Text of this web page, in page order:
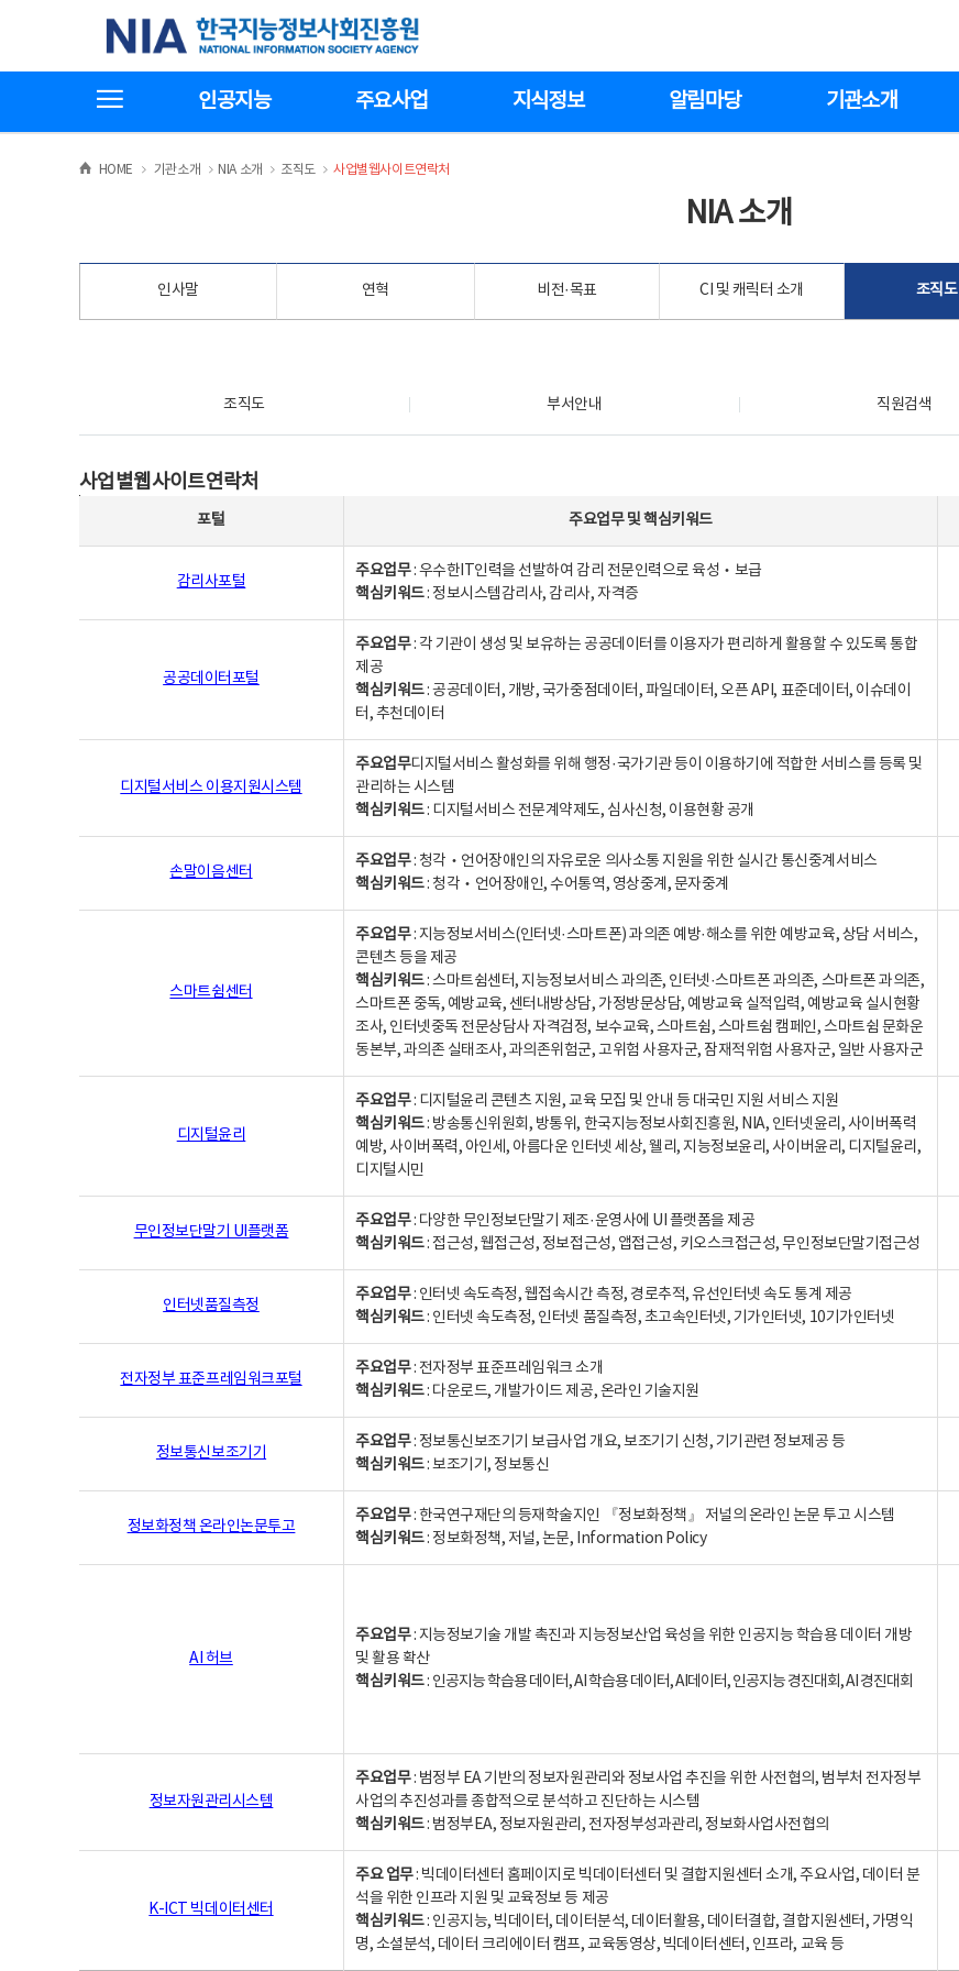
기
한국지능정보사회진흥원
인공지능 주요사업 지식정보 알림마당 기관소개
HOME >
기관소개 >NIA 소개 >
조직도 >
사업별웹사이트연락처
NIA 소개
인사말 연혁 비전·목표 CI 및 캐릭터 소개 조직도
조직도 부서안내 직원검색
사업별웹사이트연락처
포털 주요업무및핵심키워드
감리사포털
주요업무: 우수한IT인력을 선발하여 감리 전문인력으로 육성‧보급
핵심키워드: 정보시스템감리사, 감리사, 자격증
공공데이터포털
주요업무: 각 기관이 생성 및 보유하는 공공데이터를 이용자가 편리하게 활용할 수 있도록 통합
제공
핵심키워드: 공공데이터, 개방, 국가중점데이터, 파일데이터, 오픈 API, 표준데이터, 이슈데이
터, 추천데이터
디지털서비스 이용지원시스템
주요업무디지털서비스 활성화를 위해 행정·국가기관 등이 이용하기에 적합한 서비스를 등록 및
관리하는 시스템
핵심키워드: 디지털서비스 전문계약제도, 심사신청, 이용현황 공개
손말이음센터
주요업무: 청각‧언어장애인의 자유로운 의사소통 지원을 위한 실시간 통신중계서비스
핵심키워드: 청각‧언어장애인, 수어통역, 영상중계, 문자중계
스마트쉼센터
주요업무: 지능정보서비스(인터넷·스마트폰) 과의존 예방·해소를 위한 예방교육, 상담 서비스,
콘텐츠 등을 제공
핵심키워드: 스마트쉼센터, 지능정보서비스 과의존, 인터넷·스마트폰 과의존, 스마트폰 과의존,
스마트폰 중독, 예방교육, 센터내방상담, 가정방문상담, 예방교육 실적입력, 예방교육 실시현황
조사, 인터넷중독 전문상담사 자격검정, 보수교육, 스마트쉼, 스마트쉼 캠페인, 스마트쉼 문화운
동본부, 과의존 실태조사, 과의존위험군, 고위험 사용자군, 잠재적위험 사용자군, 일반 사용자군
디지털윤리
주요업무: 디지털윤리 콘텐츠 지원, 교육 모집 및 안내 등 대국민 지원 서비스 지원
핵심키워드: 방송통신위원회, 방통위, 한국지능정보사회진흥원, NIA, 인터넷윤리, 사이버폭력
예방, 사이버폭력, 아인세, 아름다운 인터넷 세상, 웰리, 지능정보윤리, 사이버윤리, 디지털윤리,
디지털시민
무인정보단말기 UI플랫폼
주요업무: 다양한 무인정보단말기 제조·운영사에 UI 플랫폼을 제공
핵심키워드: 접근성, 웹접근성, 정보접근성, 앱접근성, 키오스크접근성, 무인정보단말기접근성
인터넷품질측정
주요업무: 인터넷 속도측정, 웹접속시간 측정, 경로추적, 유선인터넷 속도 통계 제공
핵심키워드: 인터넷 속도측정, 인터넷 품질측정, 초고속인터넷, 기가인터넷, 10기가인터넷
전자정부 표준프레임워크포털
주요업무: 전자정부 표준프레임워크 소개
핵심키워드: 다운로드, 개발가이드 제공, 온라인 기술지원
정보통신보조기기
주요업무: 정보통신보조기기 보급사업 개요, 보조기기 신청, 기기관련 정보제공 등
핵심키워드: 보조기기, 정보통신
정보화정책 온라인논문투고
주요업무: 한국연구재단의 등재학술지인 『정보화정책』 저널의 온라인 논문 투고 시스템
핵심키워드: 정보화정책, 저널, 논문, Information Policy
AI 허브
주요업무: 지능정보기술 개발 촉진과 지능정보산업 육성을 위한 인공지능 학습용 데이터 개방
및 활용 확산
핵심키워드: 인공지능 학습용 데이터, AI 학습용 데이터, AI데이터, 인공지능 경진대회, AI 경진대회
정보자원관리시스템
주요업무: 범정부 EA 기반의 정보자원관리와 정보사업 추진을 위한 사전협의, 범부처 전자정부
사업의 추진성과를 종합적으로 분석하고 진단하는 시스템
핵심키워드: 범정부EA, 정보자원관리, 전자정부성과관리, 정보화사업사전협의
K-ICT 빅데이터센터
주요 업무: 빅데이터센터 홈페이지로 빅데이터센터 및 결합지원센터 소개, 주요사업, 데이터 분
석을 위한 인프라 지원 및 교육정보 등 제공
핵심키워드: 인공지능, 빅데이터, 데이터분석, 데이터활용, 데이터결합, 결합지원센터, 가명익
명, 소셜분석, 데이터 크리에이터 캠프, 교육동영상, 빅데이터센터, 인프라, 교육 등